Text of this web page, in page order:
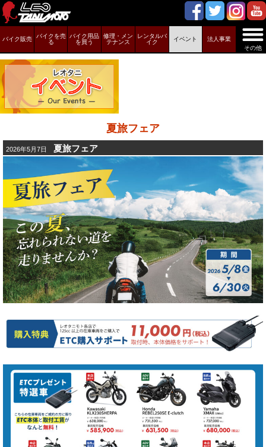
その他
バイク販売
バイクを売
る
バイク用品
を買う
修理・メン
テナンス
レンタルバ
イク
イベント 法人事業
夏旅フェア
2026年5月7日 夏旅フェア